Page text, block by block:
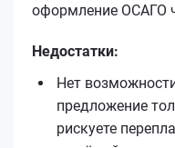
оформление ОСАГО
Недостатки:
Нет
предложение
рискуете